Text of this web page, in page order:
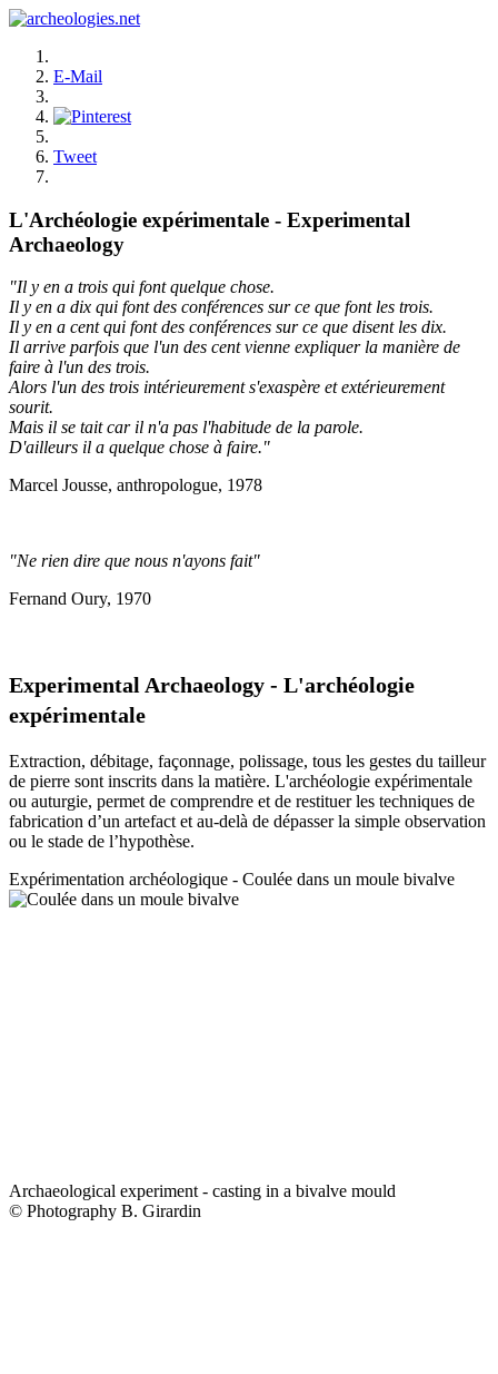
E-Mail
Tweet
L'Archéologie expérimentale - Experimental
Archaeology
"Il y en a trois qui font quelque chose.
Il y en a dix qui font des conférences sur ce que font les trois.
Il y en a cent qui font des conférences sur ce que disent les dix.
Il arrive parfois que l'un des cent vienne expliquer la manière de
faire à l'un des trois.
Alors l'un des trois intérieurement s'exaspère et extérieurement
sourit.
Mais il se tait car il n'a pas l'habitude de la parole.
D'ailleurs il a quelque chose à faire."
Marcel Jousse, anthropologue, 1978
"Ne rien dire que nous n'ayons fait"
Fernand Oury, 1970
Experimental Archaeology - L'archéologie
expérimentale
Extraction, débitage, façonnage, polissage, tous les gestes du tailleur
de pierre sont inscrits dans la matière. L'archéologie expérimentale
ou auturgie, permet de comprendre et de restituer les techniques de
fabrication d’un artefact et au-delà de dépasser la simple observation
ou le stade de l’hypothèse.
Expérimentation archéologique - Coulée dans un moule bivalve
Archaeological experiment - casting in a bivalve mould
© Photography B. Girardin